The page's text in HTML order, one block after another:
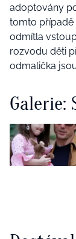
adoptovány
tomto případě
odmítla
rozvodu děti
odmalička
Galerie: